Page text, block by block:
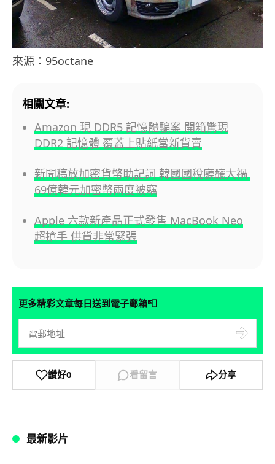
來源：95octane
相關文章:
Amazon 現 DDR5 記憶體騙案 開箱驚現
DDR2 記憶體 覆蓋上貼紙當新貨賣
新聞稿放加密貨幣助記詞 韓國國稅廳釀大禍
69億韓元加密幣兩度被竊
Apple 六款新產品正式發售 MacBook Neo
超搶手 供貨非常緊張
更多精彩文章每日送到電子郵箱📮
讚好0 看留言 分享
最新影片